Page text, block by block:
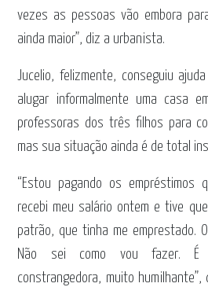
vezes as pessoas vão embora
ainda maior”, diz a urbanista.
Jucelio, felizmente, conseguiu
alugar informalmente uma casa
professoras dos três filhos para
mas sua situação ainda é de total
“Estou pagando os empréstimos
recebi meu salário ontem e tive
patrão, que tinha me emprestado.
Não sei como vou fazer. É
constrangedora, muito